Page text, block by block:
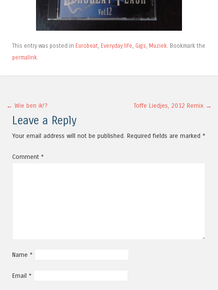
This entry was posted in Eurobeat, Everyday life, Gigs, Muziek. Bookmark the
permalink.
Post navigation
← Wie ben ik!? Toffe Liedjes, 2012 Remix →
Leave a Reply
Your email address will not be published. Required fields are marked *
Comment *
Name *
Email *